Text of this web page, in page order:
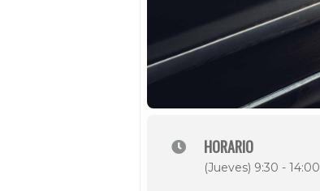
HORARIO
(Jueves) 9:30 - 14:00